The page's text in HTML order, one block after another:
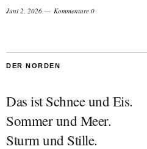
Juni 2, 2026 Kommentare 0
DER NORDEN
Das ist Schnee und Eis.
Sommer und Meer.
Sturm und Stille.